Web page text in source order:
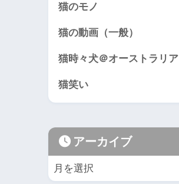
猫のモノ
猫の動画（一般）
猫時々犬＠オーストラリア
猫笑い
アーカイブ